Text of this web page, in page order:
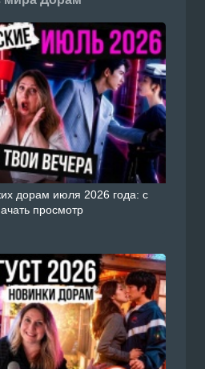
дорам июля 2026 года: с
просмотр